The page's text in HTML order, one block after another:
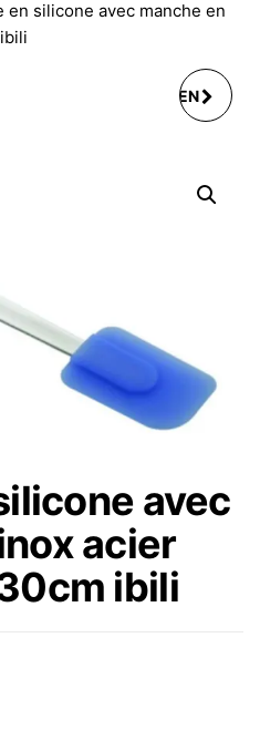
en silicone avec manche en
SPATULE RACLETTE EN
avec
acier
ibili